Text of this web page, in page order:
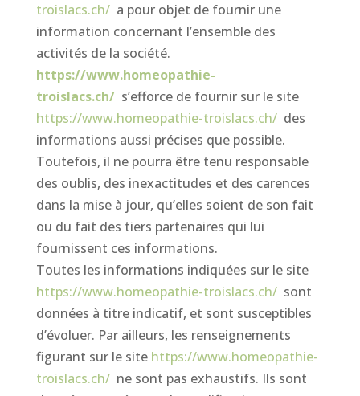
troislacs.ch/ a pour objet de fournir une
information concernant l’ensemble des
activités de la société.
https://www.homeopathie-
troislacs.ch/ s’efforce de fournir sur le site
https://www.homeopathie-troislacs.ch/ des
informations aussi précises que possible.
Toutefois, il ne pourra être tenu responsable
des oublis, des inexactitudes et des carences
dans la mise à jour, qu’elles soient de son fait
ou du fait des tiers partenaires qui lui
fournissent ces informations.
Toutes les informations indiquées sur le site
https://www.homeopathie-troislacs.ch/ sont
données à titre indicatif, et sont susceptibles
d’évoluer. Par ailleurs, les renseignements
figurant sur le site https://www.homeopathie-
troislacs.ch/ ne sont pas exhaustifs. Ils sont